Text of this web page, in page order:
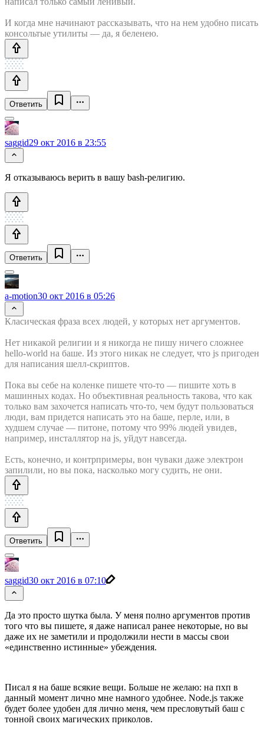
И когда мне начинают рассказывать, что на нем удобно писать
консольтые утилиты — да, я беленею.
Ответить
saggid29 окт 2016 в 23:55
Я отказываюсь верить в вашу bash-религию.
Ответить
a-motion30 окт 2016 в 05:26
Класическая фраза всех людей, у которых нет аргументов.
Нет никакой религии и я никогда не пишу ничего сложнее
hello-world на баше. Из этого никак не следует, что js пригоден
для написания шелл-скриптов.
Пока вы себе на коленке пишете что-то — пишите хоть в
машинных кодах. Но объективная реальность такова, что как
только вам захочется написать что-то, чем будут пользоваться
люди, вам придется написать это на баше, перле, или, в
худшем случае — питоне, потому что 99% людей увидев,
например, инсталлятор на js, уйдут навсегда.
Есть, конечно, и контрпримеры, вон чуваки даже электрон
запилили, но вы пока, насколько могу судить, не они.
Ответить
saggid30 окт 2016 в 07:10
Да это просто шутка была. У меня полно аргументов против
того что вы пишете, я даже написал ранее некоторые, но вы
даже их не заметили и продолжили нести в массы свои
«единственно истинные» убеждения.
Писал я на баше всякие вещи. Больше не желаю: на пхп в
данный момент лично мне намного удобнее. Node.js также
будет более удобен для лично меня, чем пресловутый баш с
тонной своих магических приколов.